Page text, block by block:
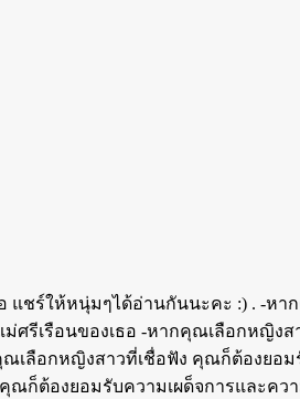
แชร์ให้หนุ่มๆได้อ่านกันนะคะ :) . -
ศรีเรือนของเธอ -หากคุณเลือกหญิง
อกหญิงสาวที่เชื่อฟัง คุณก็ต้องยอม
ต้องยอมรับความเผด็จการและคว